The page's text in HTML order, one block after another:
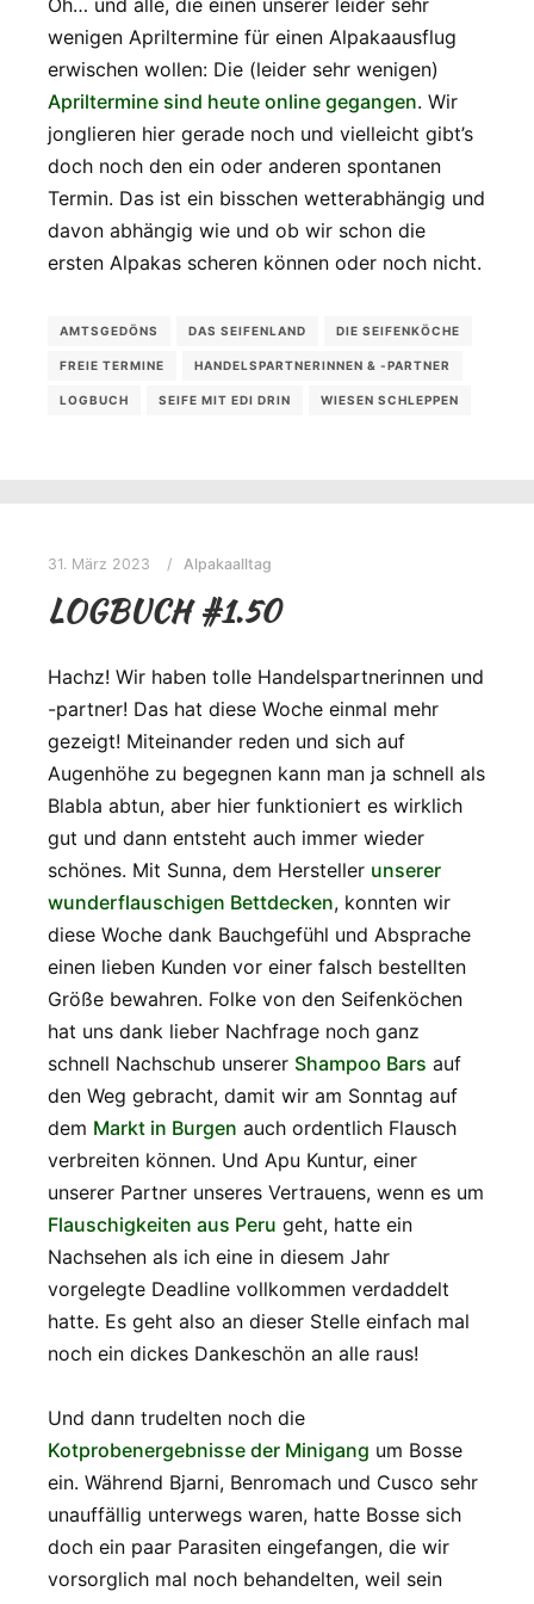
Oh… und alle, die einen unserer leider sehr
wenigen Apriltermine für einen Alpakaausflug
erwischen wollen: Die (leider sehr wenigen)
Apriltermine sind heute online gegangen. Wir
jonglieren hier gerade noch und vielleicht gibt’s
doch noch den ein oder anderen spontanen
Termin. Das ist ein bisschen wetterabhängig und
davon abhängig wie und ob wir schon die
ersten Alpakas scheren können oder noch nicht.
AMTSGEDÖNS DAS SEIFENLAND DIE SEIFENKÖCHE
FREIE TERMINE HANDELSPARTNERINNEN & -PARTNER
LOGBUCH SEIFE MIT EDI DRIN WIESEN SCHLEPPEN
31. März 2023 Alpakaalltag
LOGBUCH #1.50
Hachz! Wir haben tolle Handelspartnerinnen und
-partner! Das hat diese Woche einmal mehr
gezeigt! Miteinander reden und sich auf
Augenhöhe zu begegnen kann man ja schnell als
Blabla abtun, aber hier funktioniert es wirklich
gut und dann entsteht auch immer wieder
schönes. Mit Sunna, dem Hersteller unserer
wunderflauschigen Bettdecken, konnten wir
diese Woche dank Bauchgefühl und Absprache
einen lieben Kunden vor einer falsch bestellten
Größe bewahren. Folke von den Seifenköchen
hat uns dank lieber Nachfrage noch ganz
schnell Nachschub unserer Shampoo Bars auf
den Weg gebracht, damit wir am Sonntag auf
dem Markt in Burgen auch ordentlich Flausch
verbreiten können. Und Apu Kuntur, einer
unserer Partner unseres Vertrauens, wenn es um
Flauschigkeiten aus Peru geht, hatte ein
Nachsehen als ich eine in diesem Jahr
vorgelegte Deadline vollkommen verdaddelt
hatte. Es geht also an dieser Stelle einfach mal
noch ein dickes Dankeschön an alle raus!
Und dann trudelten noch die
Kotprobenergebnisse der Minigang um Bosse
ein. Während Bjarni, Benromach und Cusco sehr
unauffällig unterwegs waren, hatte Bosse sich
doch ein paar Parasiten eingefangen, die wir
vorsorglich mal noch behandelten, weil sein